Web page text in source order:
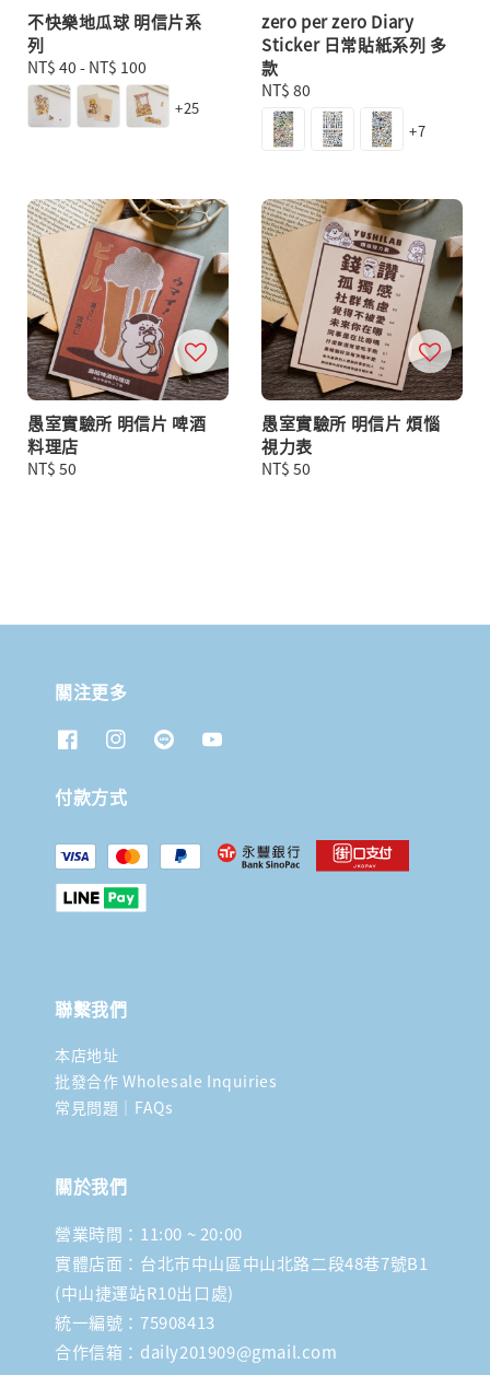
不快樂地瓜球 明信片系
列
Regular
price
NT$ 40 - NT$ 100
+25
zero per zero Diary
Sticker 日常貼紙系列 多
款
Regular
price
NT$ 80
+7
愚室實驗所 明信片 啤酒
料理店
Regular
NT$ 50
愚室實驗所 明信片 煩惱
視力表
Regular
NT$ 50
關注更多
付款方式
聯繫我們
本店地址
批發合作 Wholesale Inquiries
常見問題｜FAQs
關於我們
營業時間：11:00 ~ 20:00
實體店面：台北市中山區中山北路二段48巷7號B1
(中山捷運站R10出口處)
統一編號：75908413
合作信箱：daily201909@gmail.com